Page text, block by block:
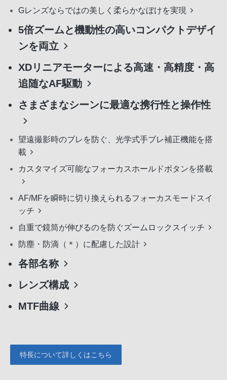
Gレンズならではの美しく柔らかなぼけを実現
5倍ズームと機動性の高いコンパクトデザイ
ンを両立
XDリニアモーターによる高速・高精度・高
追随なAF駆動
さまざまなシーンに最適な携行性と操作性
望遠撮影時のブレを防ぐ、光学式手ブレ補正機能を搭
載
カスタマイズ可能なフォーカスホールドボタンを搭載
AF/MFを瞬時に切り換えられるフォーカスモードスイ
ッチ
自重で鏡筒が伸びるのを防ぐズームロックスイッチ
防塵・防滴（＊）に配慮した設計
各部名称
レンズ構成
MTF曲線
特長について詳しくはこちら